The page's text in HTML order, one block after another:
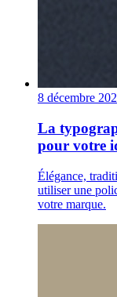
8 décembre
La
pour votre
Élégance,
utiliser une
votre marque.